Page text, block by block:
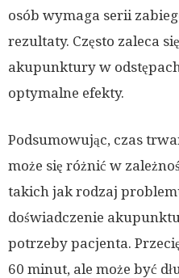
osób wymaga serii
rezultaty. Często zaleca
akupunktury w
optymalne efekty.
Podsumowując, czas
może się różnić w
takich jak rodzaj
doświadczenie
potrzeby pacjenta.
60 minut, ale może być